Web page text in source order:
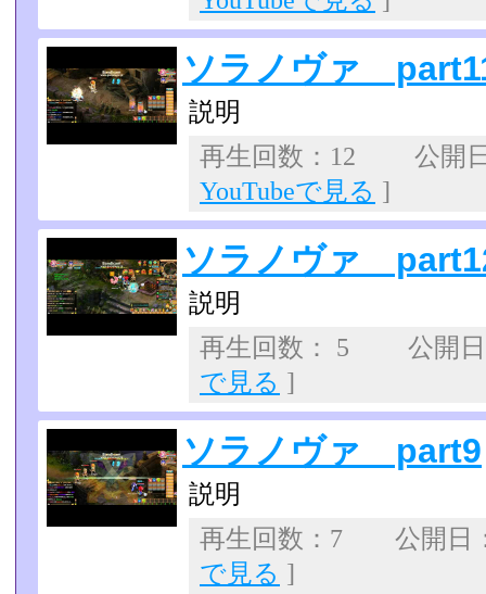
ソラノヴァ
説明
再生回数：12 公開
YouTubeで見る ]
ソラノヴァ
説明
再生回数： 5 公開
で見る ]
ソラノヴァ part9
説明
再生回数：7 公開
で見る ]